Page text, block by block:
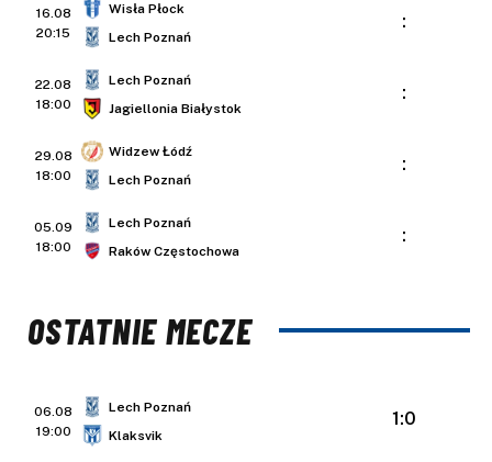
16.08
20:15
Wisła Płock
Lech Poznań
:
22.08
18:00
Lech Poznań
Jagiellonia Białystok
:
29.08
18:00
Widzew Łódź
Lech Poznań
:
05.09
18:00
Lech Poznań
Raków Częstochowa
:
OSTATNIE MECZE
06.08
19:00
Lech Poznań
Klaksvik
1:0